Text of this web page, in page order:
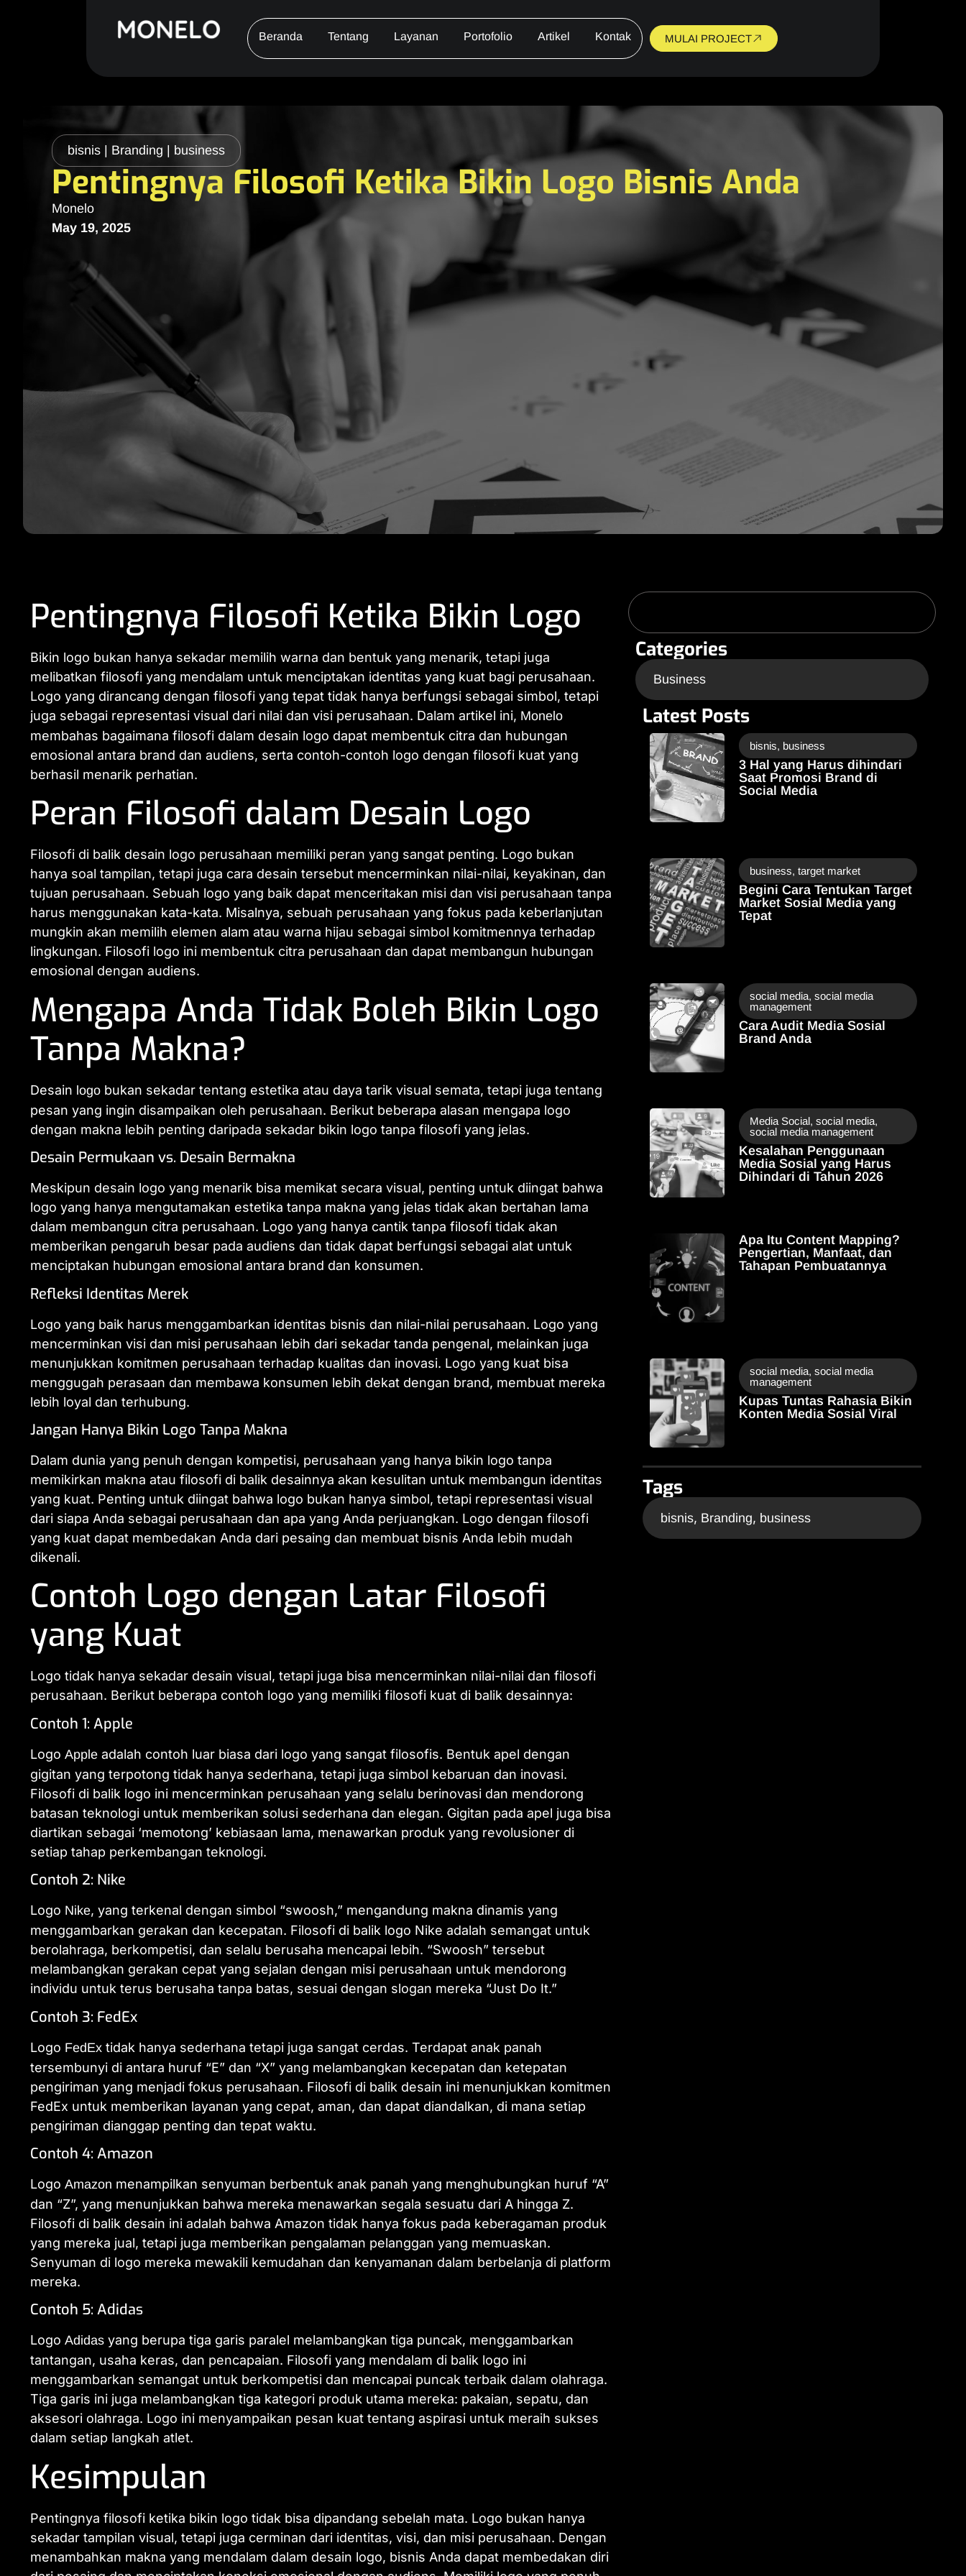
Beranda Tentang Layanan Portofolio Artikel Kontak MULAI PROJECT
bisnis Branding business
Pentingnya Filosofi Ketika Bikin Logo Bisnis Anda
Monelo
May 19, 2025
Pentingnya Filosofi Ketika Bikin Logo
Bikin logo bukan hanya sekadar memilih warna dan bentuk yang menarik, tetapi juga
melibatkan filosofi yang mendalam untuk menciptakan identitas yang kuat bagi perusahaan.
Logo yang dirancang dengan filosofi yang tepat tidak hanya berfungsi sebagai simbol, tetapi
juga sebagai representasi visual dari nilai dan visi perusahaan. Dalam artikel ini, Monelo
membahas bagaimana filosofi dalam desain logo dapat membentuk citra dan hubungan
emosional antara brand dan audiens, serta contoh-contoh logo dengan filosofi kuat yang
berhasil menarik perhatian.
Peran Filosofi dalam Desain Logo
Filosofi di balik desain logo perusahaan memiliki peran yang sangat penting. Logo bukan
hanya soal tampilan, tetapi juga cara desain tersebut mencerminkan nilai-nilai, keyakinan, dan
tujuan perusahaan. Sebuah logo yang baik dapat menceritakan misi dan visi perusahaan tanpa
harus menggunakan kata-kata. Misalnya, sebuah perusahaan yang fokus pada keberlanjutan
mungkin akan memilih elemen alam atau warna hijau sebagai simbol komitmennya terhadap
lingkungan. Filosofi logo ini membentuk citra perusahaan dan dapat membangun hubungan
emosional dengan audiens.
Mengapa Anda Tidak Boleh Bikin Logo
Tanpa Makna?
Desain logo bukan sekadar tentang estetika atau daya tarik visual semata, tetapi juga tentang
pesan yang ingin disampaikan oleh perusahaan. Berikut beberapa alasan mengapa logo
dengan makna lebih penting daripada sekadar bikin logo tanpa filosofi yang jelas.
Desain Permukaan vs. Desain Bermakna
Meskipun desain logo yang menarik bisa memikat secara visual, penting untuk diingat bahwa
logo yang hanya mengutamakan estetika tanpa makna yang jelas tidak akan bertahan lama
dalam membangun citra perusahaan. Logo yang hanya cantik tanpa filosofi tidak akan
memberikan pengaruh besar pada audiens dan tidak dapat berfungsi sebagai alat untuk
menciptakan hubungan emosional antara brand dan konsumen.
Refleksi Identitas Merek
Logo yang baik harus menggambarkan identitas bisnis dan nilai-nilai perusahaan. Logo yang
mencerminkan visi dan misi perusahaan lebih dari sekadar tanda pengenal, melainkan juga
menunjukkan komitmen perusahaan terhadap kualitas dan inovasi. Logo yang kuat bisa
menggugah perasaan dan membawa konsumen lebih dekat dengan brand, membuat mereka
lebih loyal dan terhubung.
Jangan Hanya Bikin Logo Tanpa Makna
Dalam dunia yang penuh dengan kompetisi, perusahaan yang hanya bikin logo tanpa
memikirkan makna atau filosofi di balik desainnya akan kesulitan untuk membangun identitas
yang kuat. Penting untuk diingat bahwa logo bukan hanya simbol, tetapi representasi visual
dari siapa Anda sebagai perusahaan dan apa yang Anda perjuangkan. Logo dengan filosofi
yang kuat dapat membedakan Anda dari pesaing dan membuat bisnis Anda lebih mudah
dikenali.
Contoh Logo dengan Latar Filosofi
yang Kuat
Logo tidak hanya sekadar desain visual, tetapi juga bisa mencerminkan nilai-nilai dan filosofi
perusahaan. Berikut beberapa contoh logo yang memiliki filosofi kuat di balik desainnya:
Contoh 1: Apple
Logo Apple adalah contoh luar biasa dari logo yang sangat filosofis. Bentuk apel dengan
gigitan yang terpotong tidak hanya sederhana, tetapi juga simbol kebaruan dan inovasi.
Filosofi di balik logo ini mencerminkan perusahaan yang selalu berinovasi dan mendorong
batasan teknologi untuk memberikan solusi sederhana dan elegan. Gigitan pada apel juga bisa
diartikan sebagai ‘memotong’ kebiasaan lama, menawarkan produk yang revolusioner di
setiap tahap perkembangan teknologi.
Contoh 2: Nike
Logo Nike, yang terkenal dengan simbol “swoosh,” mengandung makna dinamis yang
menggambarkan gerakan dan kecepatan. Filosofi di balik logo Nike adalah semangat untuk
berolahraga, berkompetisi, dan selalu berusaha mencapai lebih. “Swoosh” tersebut
melambangkan gerakan cepat yang sejalan dengan misi perusahaan untuk mendorong
individu untuk terus berusaha tanpa batas, sesuai dengan slogan mereka “Just Do It.”
Contoh 3: FedEx
Logo FedEx tidak hanya sederhana tetapi juga sangat cerdas. Terdapat anak panah
tersembunyi di antara huruf “E” dan “X” yang melambangkan kecepatan dan ketepatan
pengiriman yang menjadi fokus perusahaan. Filosofi di balik desain ini menunjukkan komitmen
FedEx untuk memberikan layanan yang cepat, aman, dan dapat diandalkan, di mana setiap
pengiriman dianggap penting dan tepat waktu.
Contoh 4: Amazon
Logo Amazon menampilkan senyuman berbentuk anak panah yang menghubungkan huruf “A”
dan “Z”, yang menunjukkan bahwa mereka menawarkan segala sesuatu dari A hingga Z.
Filosofi di balik desain ini adalah bahwa Amazon tidak hanya fokus pada keberagaman produk
yang mereka jual, tetapi juga memberikan pengalaman pelanggan yang memuaskan.
Senyuman di logo mereka mewakili kemudahan dan kenyamanan dalam berbelanja di platform
mereka.
Contoh 5: Adidas
Logo Adidas yang berupa tiga garis paralel melambangkan tiga puncak, menggambarkan
tantangan, usaha keras, dan pencapaian. Filosofi yang mendalam di balik logo ini
menggambarkan semangat untuk berkompetisi dan mencapai puncak terbaik dalam olahraga.
Tiga garis ini juga melambangkan tiga kategori produk utama mereka: pakaian, sepatu, dan
aksesori olahraga. Logo ini menyampaikan pesan kuat tentang aspirasi untuk meraih sukses
dalam setiap langkah atlet.
Kesimpulan
Pentingnya filosofi ketika bikin logo tidak bisa dipandang sebelah mata. Logo bukan hanya
sekadar tampilan visual, tetapi juga cerminan dari identitas, visi, dan misi perusahaan. Dengan
menambahkan makna yang mendalam dalam desain logo, bisnis Anda dapat membedakan diri
Categories
Business
Latest Posts
bisnis, business
3 Hal yang Harus dihindari
Saat Promosi Brand di
Social Media
business,target market
Begini Cara Tentukan Target
Market Sosial Media yang
Tepat
social media,social media
management
Cara Audit Media Sosial
Brand Anda
Media Social,social media,
social media management
Kesalahan Penggunaan
Media Sosial yang Harus
Dihindari di Tahun 2026​
Apa Itu Content Mapping?
Pengertian, Manfaat, dan
Tahapan Pembuatannya
social media,social media
management
Kupas Tuntas Rahasia Bikin
Konten Media Sosial Viral
Tags
bisnis, Branding, business